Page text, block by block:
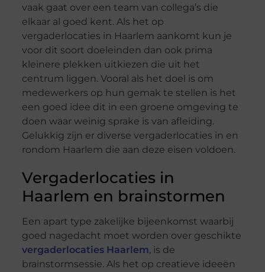
vaak gaat over een team van collega’s die
elkaar al goed kent. Als het op
vergaderlocaties in Haarlem aankomt kun je
voor dit soort doeleinden dan ook prima
kleinere plekken uitkiezen die uit het
centrum liggen. Vooral als het doel is om
medewerkers op hun gemak te stellen is het
een goed idee dit in een groene omgeving te
doen waar weinig sprake is van afleiding.
Gelukkig zijn er diverse vergaderlocaties in en
rondom Haarlem die aan deze eisen voldoen.
Vergaderlocaties in
Haarlem en brainstormen
Een apart type zakelijke bijeenkomst waarbij
goed nagedacht moet worden over geschikte
vergaderlocaties Haarlem, is de
brainstormsessie. Als het op creatieve ideeën